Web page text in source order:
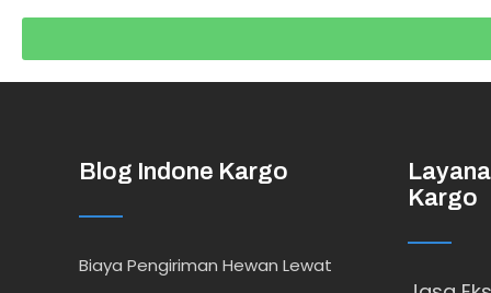
Blog Indone Kargo
Biaya Pengiriman Hewan Lewat
Kargo